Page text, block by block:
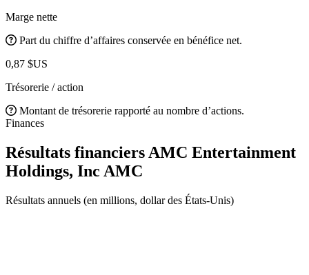
Marge nette
Part du chiffre d’affaires conservée en bénéfice net.
0,87 $US
Trésorerie / action
Montant de trésorerie rapporté au nombre d’actions.
Finances
Résultats financiers AMC Entertainment
Holdings, Inc AMC
Résultats annuels (en millions, dollar des États-Unis)